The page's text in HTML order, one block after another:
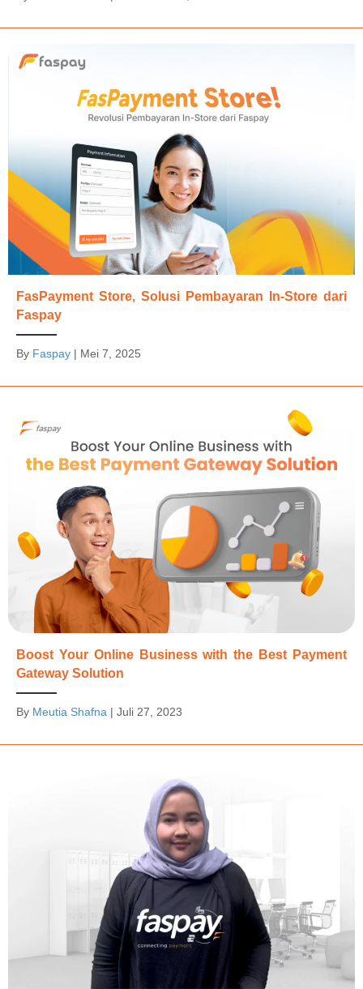
FasPayment Store, Solusi Pembayaran In-Store dari
Faspay
By Faspay | Mei 7, 2025
Boost Your Online Business with the Best Payment
Gateway Solution
By Meutia Shafna | Juli 27, 2023